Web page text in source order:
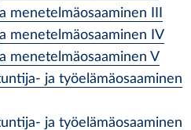
menetelmäosaaminen III
menetelmäosaaminen IV
menetelmäosaaminen V
ja työelämäosaaminen
ja työelämäosaaminen